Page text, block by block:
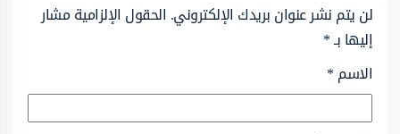
لن يتم نشر عنوان بريدك الإلكتروني. الحقول الإلزامية مشار
إليها بـ*
الاسم*